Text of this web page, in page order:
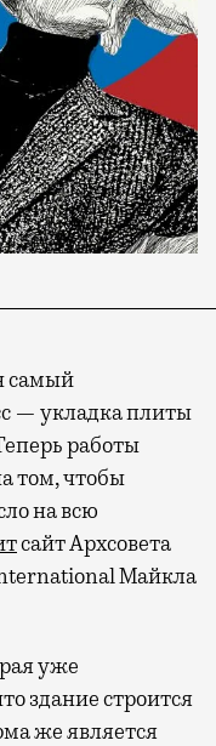
самый
— укладка плиты
работы
том, чтобы
на всю
сайт Архсовета
Майкла
уже
здание строится
же является